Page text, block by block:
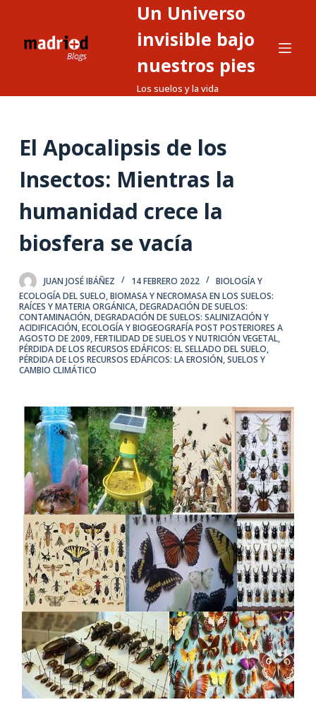
n
n
d
o
Un Universo
invisible bajo
nuestros pies
Los suelos y la vida
El Apocalipsis de los
Insectos: Mientras la
humanidad crece la
biosfera se vacía
JUAN JOSÉ IBÁÑEZ 14 FEBRERO 2022
BIOLOGÍA Y
ECOLOGÍA DEL SUELO,BIOMASA Y NECROMASA EN LOS SUELOS:
RAÍCES Y MATERIA ORGÁNICA,DEGRADACIÓN DE SUELOS:
CONTAMINACIÓN,DEGRADACIÓN DE SUELOS: SALINIZACIÓN Y
ACIDIFICACIÓN,ECOLOGÍA Y BIOGEOGRAFÍA POST POSTERIORES A
AGOSTO DE 2009,FERTILIDAD DE SUELOS Y NUTRICIÓN VEGETAL,
PÉRDIDA DE LOS RECURSOS EDÁFICOS: EL SELLADO DEL SUELO,
PÉRDIDA DE LOS RECURSOS EDÁFICOS: LA EROSIÓN,SUELOS Y
CAMBIO CLIMÁTICO